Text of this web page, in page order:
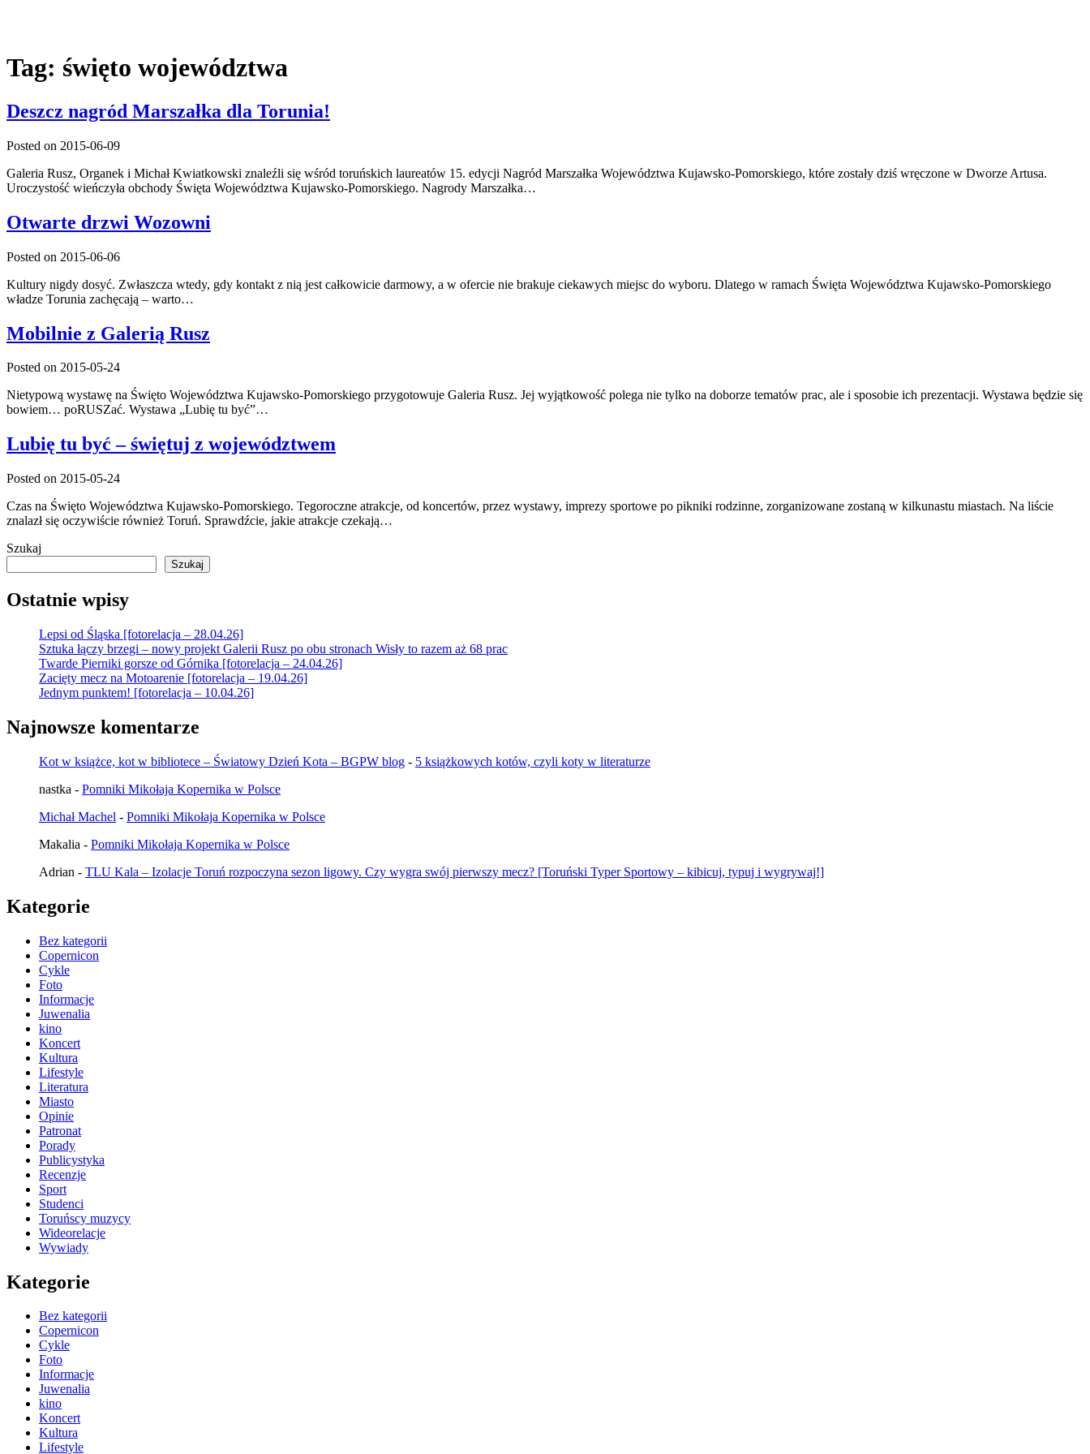
Tag: święto województwa
Deszcz nagród Marszałka dla Torunia!
Posted on 2015-06-09
Galeria Rusz, Organek i Michał Kwiatkowski znaleźli się wśród toruńskich laureatów 15. edycji Nagród Marszałka Województwa Kujawsko-Pomorskiego, które zostały dziś wręczone w Dworze Artusa.
Uroczystość wieńczyła obchody Święta Województwa Kujawsko-Pomorskiego. Nagrody Marszałka…
Otwarte drzwi Wozowni
Posted on 2015-06-06
Kultury nigdy dosyć. Zwłaszcza wtedy, gdy kontakt z nią jest całkowicie darmowy, a w ofercie nie brakuje ciekawych miejsc do wyboru. Dlatego w ramach Święta Województwa Kujawsko-Pomorskiego
władze Torunia zachęcają – warto…
Mobilnie z Galerią Rusz
Posted on 2015-05-24
Nietypową wystawę na Święto Województwa Kujawsko-Pomorskiego przygotowuje Galeria Rusz. Jej wyjątkowość polega nie tylko na doborze tematów prac, ale i sposobie ich prezentacji. Wystawa będzie się
bowiem… poRUSZać. Wystawa „Lubię tu być”…
Lubię tu być – świętuj z województwem
Posted on 2015-05-24
Czas na Święto Województwa Kujawsko-Pomorskiego. Tegoroczne atrakcje, od koncertów, przez wystawy, imprezy sportowe po pikniki rodzinne, zorganizowane zostaną w kilkunastu miastach. Na liście
znalazł się oczywiście również Toruń. Sprawdźcie, jakie atrakcje czekają…
Szukaj
Szukaj
Ostatnie wpisy
Lepsi od Śląska [fotorelacja – 28.04.26]
Sztuka łączy brzegi – nowy projekt Galerii Rusz po obu stronach Wisły to razem aż 68 prac
Twarde Pierniki gorsze od Górnika [fotorelacja – 24.04.26]
Zacięty mecz na Motoarenie [fotorelacja – 19.04.26]
Jednym punktem! [fotorelacja – 10.04.26]
Najnowsze komentarze
Kot w książce, kot w bibliotece – Światowy Dzień Kota – BGPW blog - 5 książkowych kotów, czyli koty w literaturze
nastka - Pomniki Mikołaja Kopernika w Polsce
Michał Machel - Pomniki Mikołaja Kopernika w Polsce
Makalia - Pomniki Mikołaja Kopernika w Polsce
Adrian - TLU Kala – Izolacje Toruń rozpoczyna sezon ligowy. Czy wygra swój pierwszy mecz? [Toruński Typer Sportowy – kibicuj, typuj i wygrywaj!]
Kategorie
Bez kategorii
Copernicon
Cykle
Foto
Informacje
Juwenalia
kino
Koncert
Kultura
Lifestyle
Literatura
Miasto
Opinie
Patronat
Porady
Publicystyka
Recenzje
Sport
Studenci
Toruńscy muzycy
Wideorelacje
Wywiady
Kategorie
Bez kategorii
Copernicon
Cykle
Foto
Informacje
Juwenalia
kino
Koncert
Kultura
Lifestyle